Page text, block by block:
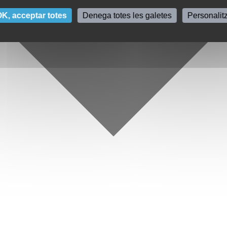
acceptar totes Denega totes les galetes